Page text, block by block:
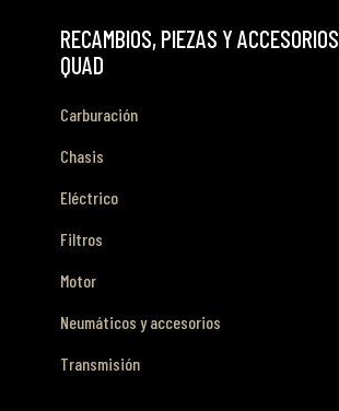
RECAMBIOS, PIEZAS Y ACCESORIOS
QUAD
Carburación
Chasis
Eléctrico
Filtros
Motor
Neumáticos y accesorios
Transmisión